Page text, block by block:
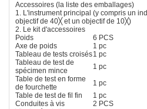
Accessoires (la liste des emballages)
1. L'instrument principal (y compris un
objectif de 40╳ et un objectif de 10╳)
2. Le kit d'accessoires
Poids
6 PCS
Axe de poids
1 pc
Tableau de tests croisés1 pc
Tableau de test de
spécimen mince
1 pc
Table de test en forme
de fourchette
1 pc
Table de test de fil fin
1 pc
Conduites à vis
2 PCS